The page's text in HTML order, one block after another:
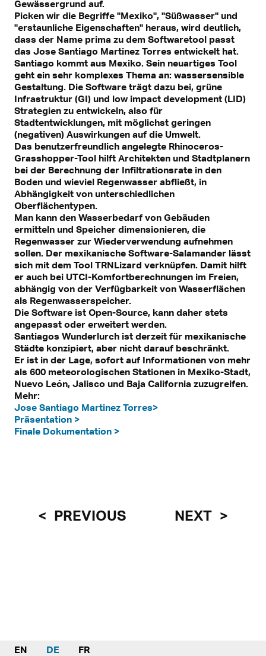
Gewässergrund auf.
Picken wir die Begriffe "Mexiko", "Süßwasser" und
"erstaunliche Eigenschaften" heraus, wird deutlich,
dass der Name prima zu dem Softwaretool passt
das Jose Santiago Martinez Torres entwickelt hat.
Santiago kommt aus Mexiko. Sein neuartiges Tool
geht ein sehr komplexes Thema an: wassersensible
Gestaltung. Die Software trägt dazu bei, grüne
Infrastruktur (GI) und low impact development (LID)
Strategien zu entwickeln, also für
Stadtentwicklungen, mit möglichst geringen
(negativen) Auswirkungen auf die Umwelt.
Das benutzerfreundlich angelegte Rhinoceros-
Grasshopper-Tool hilft Architekten und Stadtplanern
bei der Berechnung der Infiltrationsrate in den
Boden und wieviel Regenwasser abfließt, in
Abhängigkeit von unterschiedlichen
Oberflächentypen.
Man kann den Wasserbedarf von Gebäuden
ermitteln und Speicher dimensionieren, die
Regenwasser zur Wiederverwendung aufnehmen
sollen. Der mexikanische Software-Salamander lässt
sich mit dem Tool TRNLizard verknüpfen. Damit hilft
er auch bei UTCI-Komfortberechnungen im Freien,
abhängig von der Verfügbarkeit von Wasserflächen
als Regenwasserspeicher.
Die Software ist Open-Source, kann daher stets
angepasst oder erweitert werden.
Santiagos Wunderlurch ist derzeit für mexikanische
Städte konzipiert, aber nicht darauf beschränkt.
Er ist in der Lage, sofort auf Informationen von mehr
als 600 meteorologischen Stationen in Mexiko-Stadt,
Nuevo León, Jalisco und Baja California zuzugreifen.
Mehr:
Jose Santiago Martinez Torres>
Präsentation >
Finale Dokumentation >
PREVIOUS NEXT
EN DE FR